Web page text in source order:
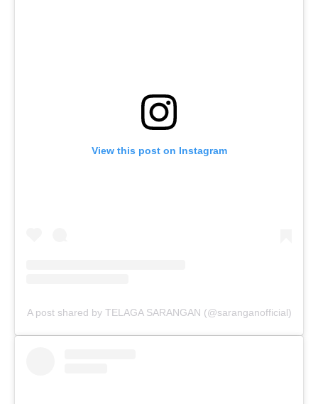
View this post on Instagram
A post shared by TELAGA SARANGAN (@saranganofficial)